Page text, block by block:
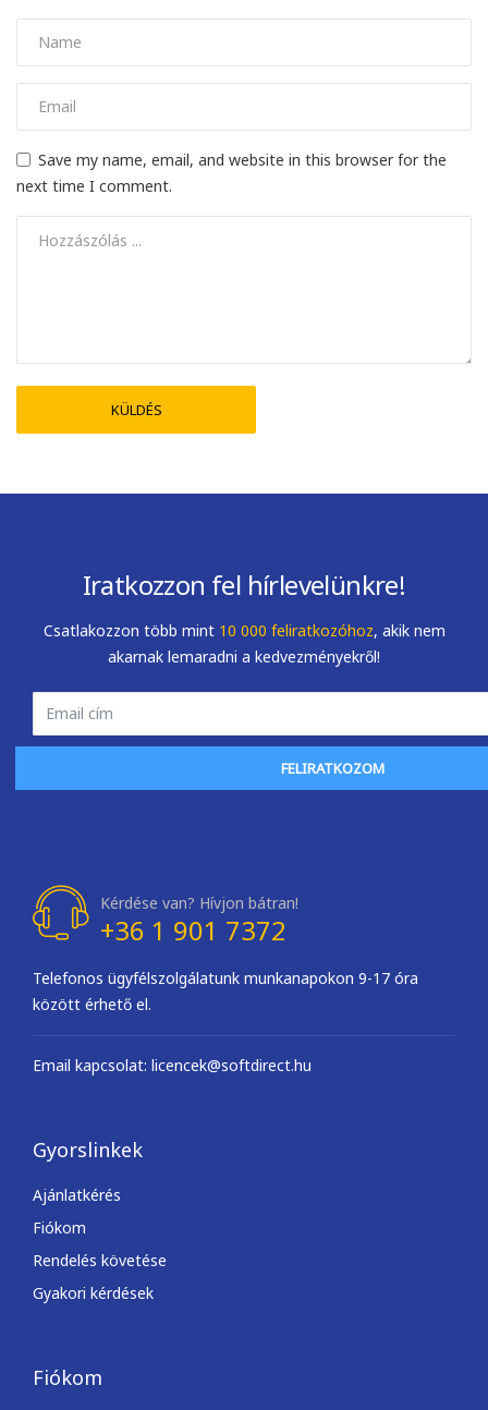
Save my name, email, and website in this browser for the
next time I comment.
Iratkozzon fel hírlevelünkre!
Csatlakozzon több mint 10 000 feliratkozóhoz, akik nem
akarnak lemaradni a kedvezményekről!
FELIRATKOZOM
Kérdése van? Hívjon bátran!
+36 1 901 7372
Telefonos ügyfélszolgálatunk munkanapokon 9-17 óra
között érhető el.
Email kapcsolat: licencek@softdirect.hu
Gyorslinkek
Ajánlatkérés
Fiókom
Rendelés követése
Gyakori kérdések
Fiókom